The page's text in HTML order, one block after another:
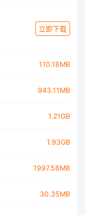
立即下载
110.18MB
943.11MB
1.21GB
1.93GB
1997.58MB
30.35MB